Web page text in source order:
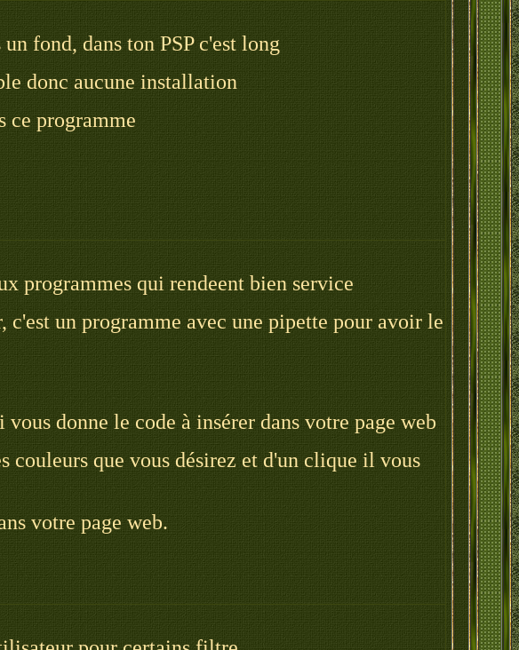
fond, dans ton PSP c'est long
donc aucune installation
ce programme
programmes qui rendeent bien service
un programme avec une pipette pour avoir le
donne le code à insérer dans votre page web
couleurs que vous désirez et d'un clique il vous
votre page web.